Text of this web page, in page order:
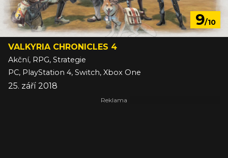
9/10
VALKYRIA CHRONICLES 4
Akční, RPG, Strategie
PC, PlayStation 4, Switch, Xbox One
25. září 2018